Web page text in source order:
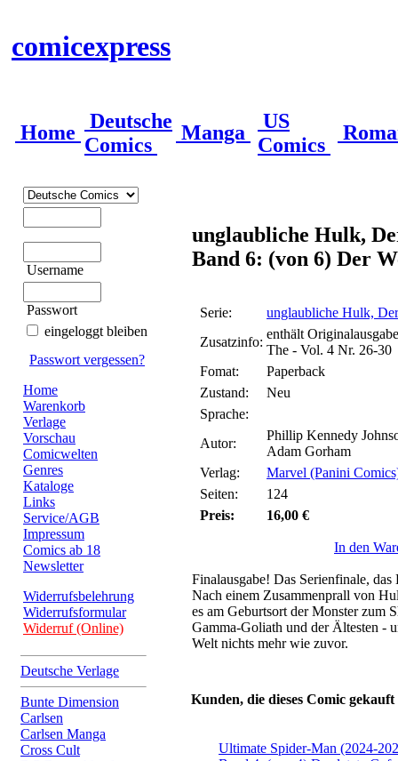
comicexpress
Home
Deutsche
Comics
Manga
US
Comics
Username
Passwort
eingeloggt bleiben
Passwort vergessen?
Home
Warenkorb
Verlage
Vorschau
Comicwelten
Genres
Kataloge
Links
Service/AGB
Impressum
Comics ab 18
Newsletter
Widerrufsbelehrung
Widerrufsformular
Widerruf (Online)
Deutsche Verlage
Bunte Dimension
Carlsen
Carlsen Manga
Cross Cult
unglaubliche Hulk,
Band 6: (von 6) Der
Serie:
unglaubliche Hulk,
Zusatzinfo:
enthält
The - Vol. 4 Nr. 26-30
Fomat:
Paperback
Zustand:
Neu
Sprache:
Autor:
Phillip Kennedy
Adam Gorham
Verlag:
Marvel (Panini
Seiten:
124
Preis:
16,00 €
In den
Finalausgabe! Das Serienfinale,
Nach einem Zusammenprall von
es am Geburtsort der Monster zum
Gamma-Goliath und der Ältesten -
Welt nichts mehr wie zuvor.
Kunden, die dieses Comic
Ultimate Spider-Man (2024-